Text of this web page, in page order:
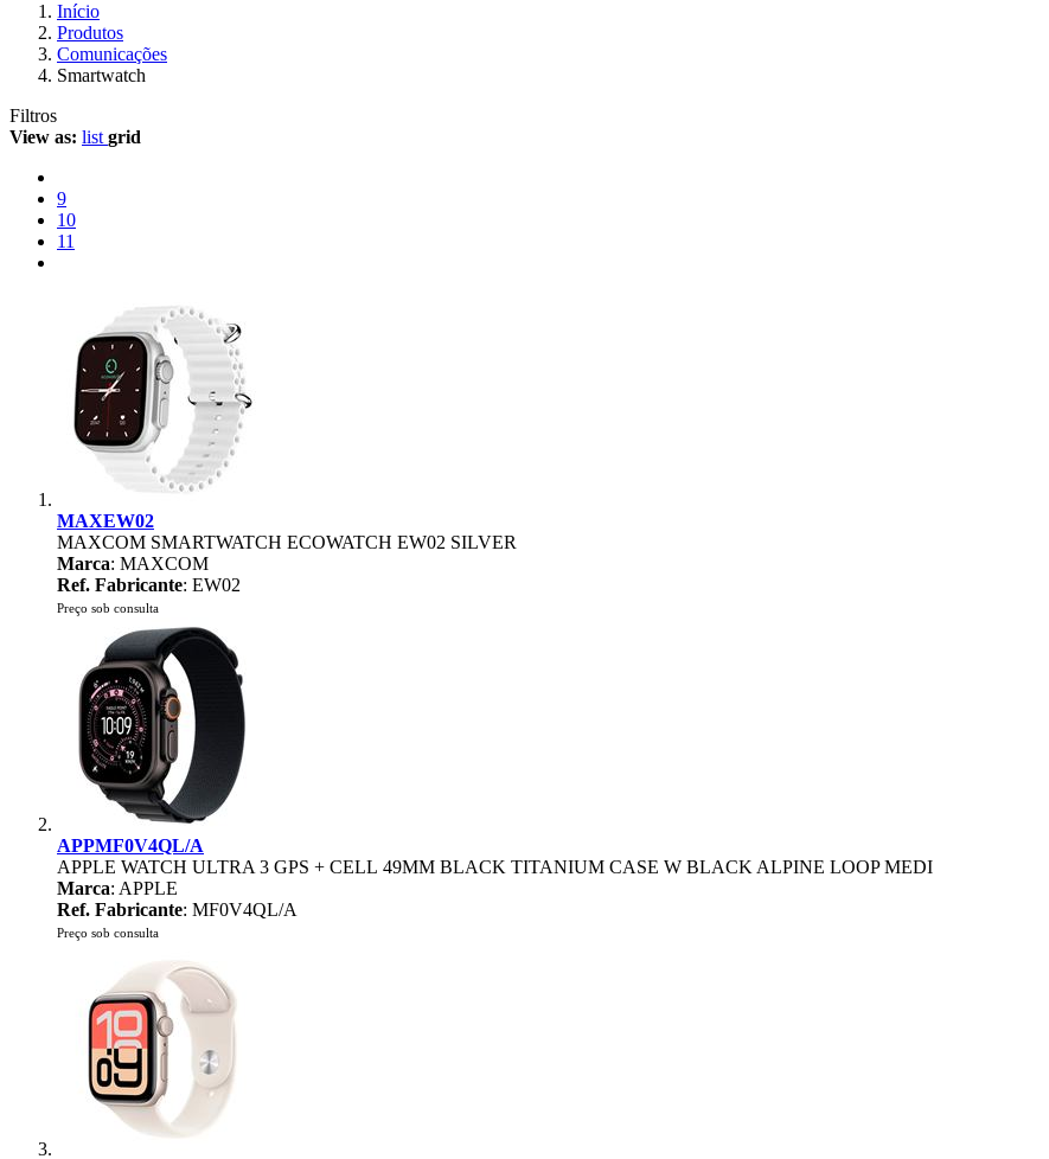
Início
Produtos
Comunicações
Smartwatch
Filtros
View as: list grid
9
10
11
MAXEW02
MAXCOM SMARTWATCH ECOWATCH EW02 SILVER
Marca: MAXCOM
Ref. Fabricante: EW02
Preço sob consulta
APPMF0V4QL/A
APPLE WATCH ULTRA 3 GPS + CELL 49MM BLACK TITANIUM CASE W BLACK ALPINE LOOP MEDI
Marca: APPLE
Ref. Fabricante: MF0V4QL/A
Preço sob consulta